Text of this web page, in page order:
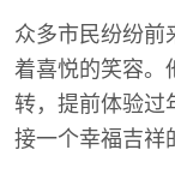
众多市民纷纷前
着喜悦的笑容。
转，提前体验过
接一个幸福吉祥